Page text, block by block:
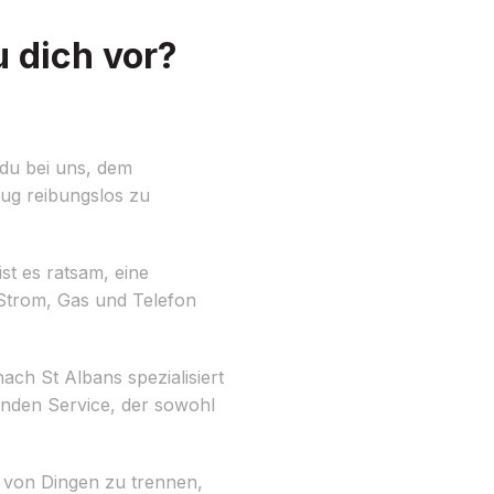
dich vor?
bei uns, dem
reibungslos zu
es ratsam, eine
Gas und Telefon
St Albans spezialisiert
Service, der sowohl
Dingen zu trennen,